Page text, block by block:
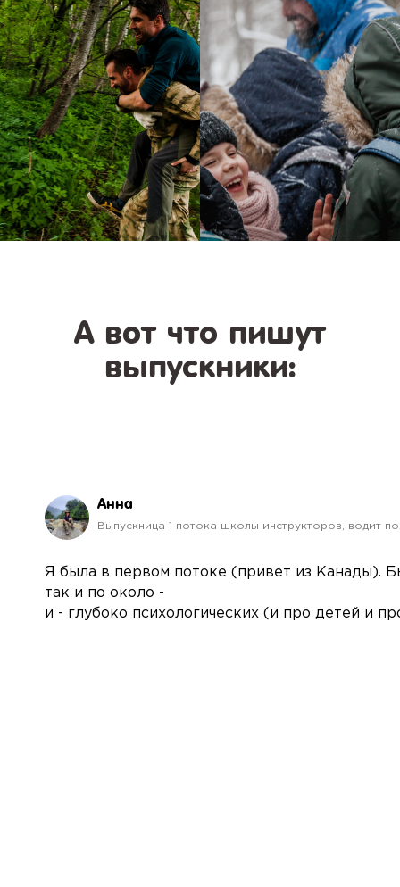
А вот что пишут
выпускники:
Анна
Выпускница 1 потока школы инструкторов, водит
Я была в первом потоке (привет из Канады).
так и по около -
и - глубоко психологических (и про детей и
через походы, делимся кейсами из
нашей работы, рассуждаем на сложные
темы воспитания детей. Все, что нам
самим так интересно.Заходите и
подписывайтесь, чтобы не
пропустить!
Смотреть в VK
Перейти в tg